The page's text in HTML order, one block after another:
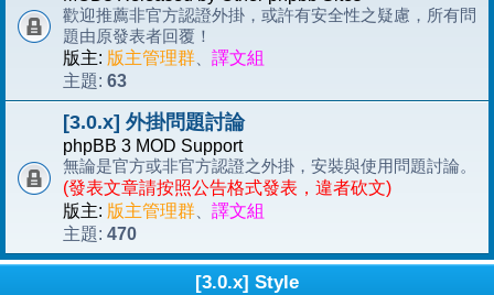
歡迎推薦非官方認證外掛，或許有安全性之疑慮，所有問
題由原發表者回覆！
版主: 版主管理群
譯文組
主題: 63
[3.0.x] 外掛問題討論
phpBB 3 MOD Support
無論是官方或非官方認證之外掛，安裝與使用問題討論。
(發表文章請按照公告格式發表，違者砍文)
版主: 版主管理群
譯文組
主題: 470
[3.0.x] Style